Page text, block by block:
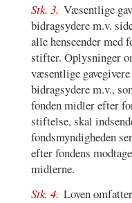
Stk. 3. Væsentlige
bidragsydere m.v.
alle henseender med
stifter. Oplysninger
væsentlige
bidragsydere m.v.,
fonden midler efter
stiftelse, skal
fondsmyndigheden
efter fondens
midlerne.
Stk. 4. Loven